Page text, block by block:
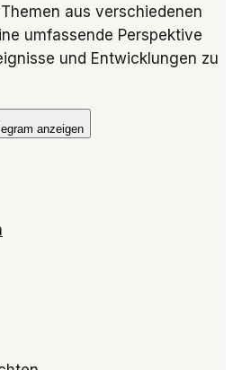
aus verschiedenen
umfassende Perspektive
und Entwicklungen zu
anzeigen